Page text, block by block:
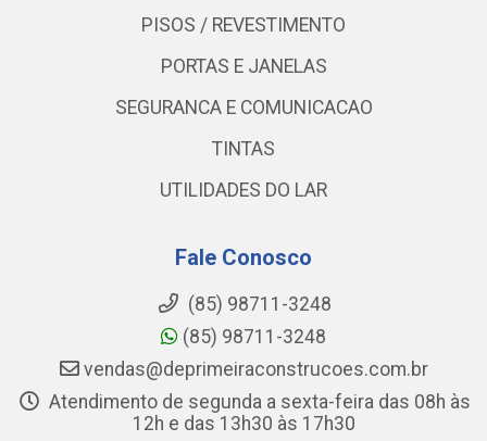
PISOS / REVESTIMENTO
PORTAS E JANELAS
SEGURANCA E COMUNICACAO
TINTAS
UTILIDADES DO LAR
Fale Conosco
(85) 98711-3248
(85) 98711-3248
vendas@deprimeiraconstrucoes.com.br
Atendimento de segunda a sexta-feira das 08h às
12h e das 13h30 às 17h30